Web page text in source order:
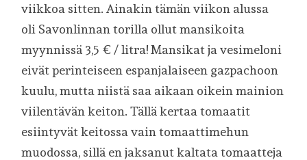
viikkoa sitten. Ainakin tämän viikon alussa
oli Savonlinnan torilla ollut mansikoita
myynnissä 3,5 € / litra! Mansikat ja vesimeloni
eivät perinteiseen espanjalaiseen gazpachoon
kuulu, mutta niistä saa aikaan oikein mainion
viilentävän keiton. Tällä kertaa tomaatit
esiintyvät keitossa vain tomaattimehun
muodossa, sillä en jaksanut kaltata tomaatteja